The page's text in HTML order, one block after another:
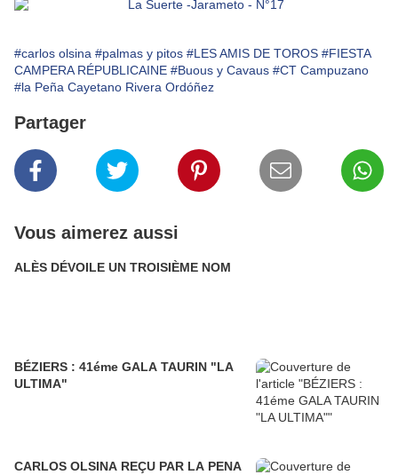
#carlos olsina #palmas y pitos #LES AMIS DE TOROS #FIESTA
CAMPERA RÉPUBLICAINE #Buous y Cavaus #CT Campuzano
#la Peña Cayetano Rivera Ordóñez
Partager
Vous aimerez aussi
ALÈS DÉVOILE UN TROISIÈME NOM
BÉZIERS : 41éme GALA TAURIN "LA
ULTIMA"
CARLOS OLSINA REÇU PAR LA PENA